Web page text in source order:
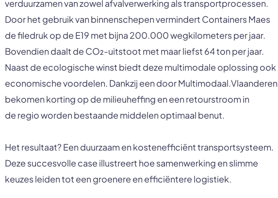
Door het gebruik van binnenschepen vermindert Containers Maes
de filedruk op de E19 met bijna 200.000 wegkilometers per jaar.
Bovendien daalt de CO₂-uitstoot met maar liefst 64 ton per jaar.
Naast de ecologische winst biedt deze multimodale oplossing ook
economische voordelen. Dankzij een door Multimodaal.Vlaanderen
bekomen korting op de milieuheffing en een retourstroom in
de regio worden bestaande middelen optimaal benut.
Het resultaat? Een duurzaam en kostenefficiënt transportsysteem.
Deze succesvolle case illustreert hoe samenwerking en slimme
keuzes leiden tot een groenere en efficiëntere logistiek.